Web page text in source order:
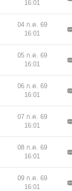
16:01
04 ก.ค. 69
16:01
05 ก.ค. 69
16:01
06 ก.ค. 69
16:01
07 ก.ค. 69
16:01
08 ก.ค. 69
16:01
09 ก.ค. 69
16:01